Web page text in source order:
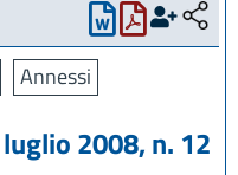
Annessi
luglio 2008, n. 12